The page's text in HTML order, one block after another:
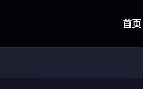
首页